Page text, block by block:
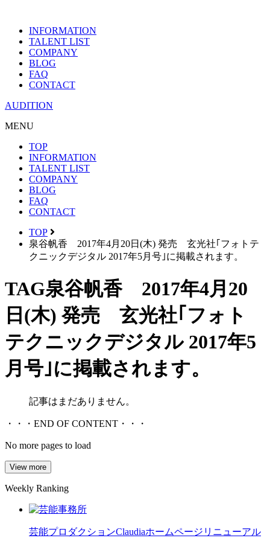
INFORMATION
TALENT LIST
COMPANY
BLOG
FAQ
CONTACT
AUDITION
MENU
TOP
INFORMATION
TALENT LIST
COMPANY
BLOG
FAQ
CONTACT
TOP
泉谷帆香 2017年4月20日(木) 発売 玄光社｢フォトテ
クニックデジタル 2017年5月号｣に掲載されます。
TAG泉谷帆香 2017年4月20
日(木) 発売 玄光社｢フォト
テクニックデジタル 2017年5
月号｣に掲載されます。
記事はまだありません。
・・・END OF CONTENT・・・
No more pages to load
View more
Weekly Ranking
芸能プロダクションClaudiaホームページリニューアル